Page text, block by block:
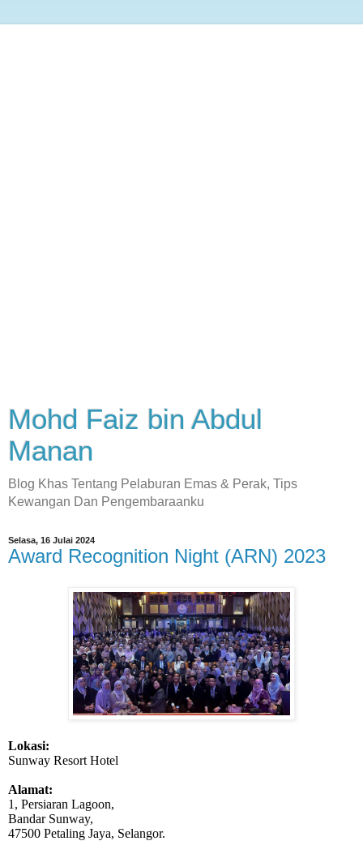
Mohd Faiz bin Abdul
Manan
Blog Khas Tentang Pelaburan Emas & Perak, Tips
Kewangan Dan Pengembaraanku
Selasa, 16 Julai 2024
Award Recognition Night (ARN) 2023
Lokasi:
Sunway Resort Hotel
Alamat:
1, Persiaran Lagoon,
Bandar Sunway,
47500 Petaling Jaya, Selangor.